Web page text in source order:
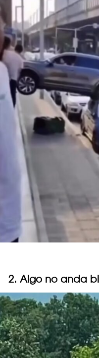
2. Algo no anda